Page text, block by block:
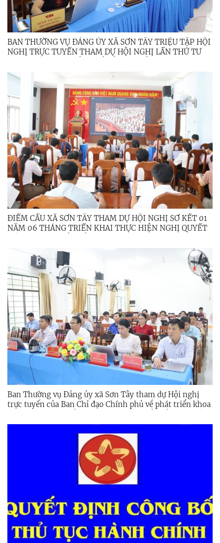
BAN THƯỜNG VỤ ĐẢNG ỦY XÃ SƠN TÂY TRIỆU TẬP HỘI
NGHỊ TRỰC TUYẾN THAM DỰ HỘI NGHỊ LẦN THỨ TƯ
2030
ĐIỂM CẦU XÃ SƠN TÂY THAM DỰ HỘI NGHỊ SƠ KẾT 01
NĂM 06 THÁNG TRIỂN KHAI THỰC HIỆN NGHỊ QUYẾT
Ban Thường vụ Đảng ủy xã Sơn Tây tham dự Hội nghị
trực tuyến của Ban Chỉ đạo Chính phủ về phát triển khoa
06